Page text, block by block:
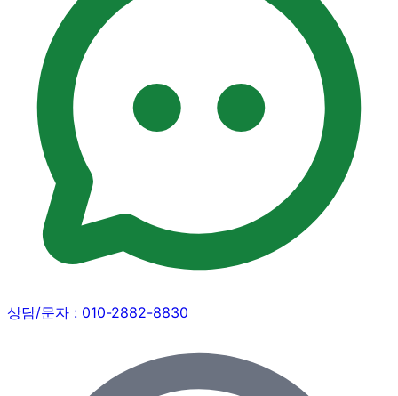
상담/문자 : 010-2882-8830